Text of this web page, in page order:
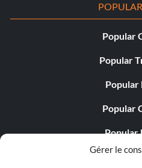
Gérer le
Popular
Popular
Popular
Popular
Popular
Popular